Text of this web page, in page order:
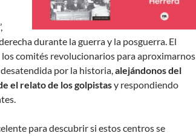
durante la guerra y la posguerra. El
comités revolucionarios para aproximarnos
por la historia,alejándonos del
el relato de los golpistasy respondiendo
para descubrir si estos centros se